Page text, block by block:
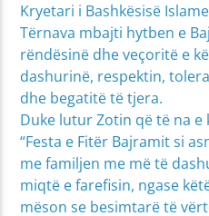
Kryetari i Bashkësisë
Tërnava mbajti hytben e
rëndësinë dhe veçoritë e
dashurinë, respektin,
dhe begatitë të tjera.
Duke lutur Zotin që të na
“Festa e Fitër Bajramit si
me familjen me më të
miqtë e farefisin, ngase
mëson se besimtarë të